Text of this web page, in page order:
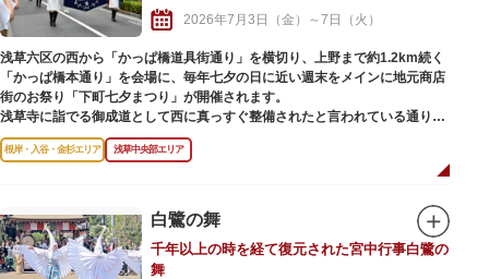
め、小腹を満たしたり遊びながら祭りを満喫できるのも嬉しいポイントで
す。
2026年7月3日（金）～7日（火）
浅草六区の西から「かっぱ橋道具街通り」を横切り、上野まで約1.2km続く
「かっぱ橋本通り」を会場に、毎年七夕の日に近い週末をメインに地元商店
街のお祭り「下町七夕まつり」が開催されます。
浅草寺に詣でる御成道として西に真っすぐ整備されたと言われている通りは
七夕飾りで彩られ、正面に見える東京スカイツリーとの競演を写真に収める
人も。
上野から浅草へ大人数が練り歩くパレードに始まり、流し踊りや路上パフォ
いごとを書いて飾ることができる笹竹も設置され、多くの人で賑わいます。
夜は商店街の雰囲気が一変、ライトアップされた東京スカイツリーを背景
に、ライトに照らされきらきら輝く七夕飾りの幻想的な光景が広がります。
根岸・入谷・金杉エリア 浅草中央部エリア
白鷺の舞
千年以上の時を経て復元された宮中行事白鷺の
舞